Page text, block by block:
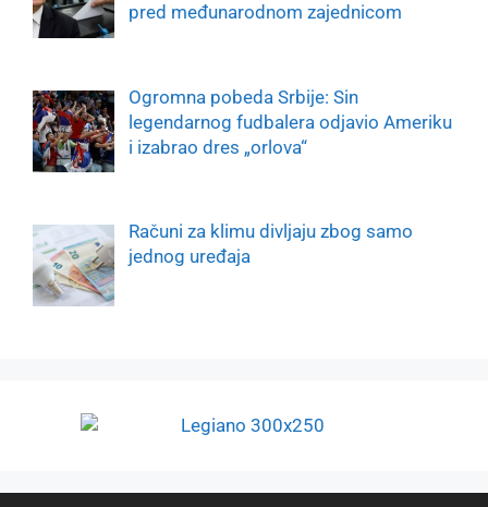
pred međunarodnom zajednicom
Ogromna pobeda Srbije: Sin
legendarnog fudbalera odjavio Ameriku
i izabrao dres „orlova“
Računi za klimu divljaju zbog samo
jednog uređaja